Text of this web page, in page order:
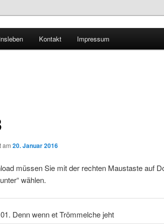
Kontakt Impressum
am 20. Januar 2016
müssen Sie mit der rechten Maustaste auf
wählen.
01. Denn wenn et Trömmelche jeht